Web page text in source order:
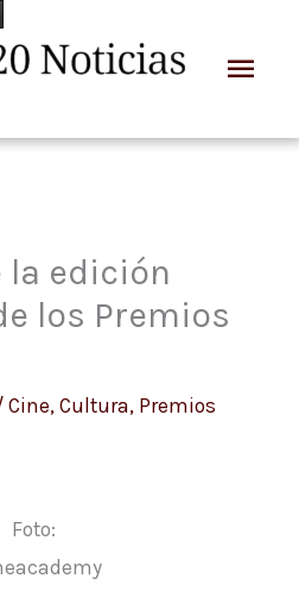
la edición
los Premios
Cine, Cultura, Premios
Foto: